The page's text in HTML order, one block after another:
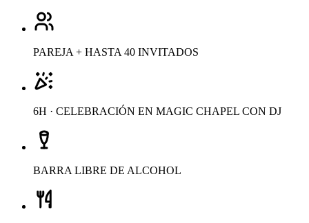
PAREJA + HASTA 40 INVITADOS
6H · CELEBRACIÓN EN MAGIC CHAPEL CON DJ
BARRA LIBRE DE ALCOHOL